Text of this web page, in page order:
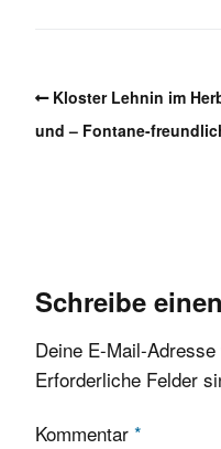
Kloster Lehnin im
und – Fontane-
Schreibe
Deine E-Mail-
Erforderliche Felder
Kommentar *